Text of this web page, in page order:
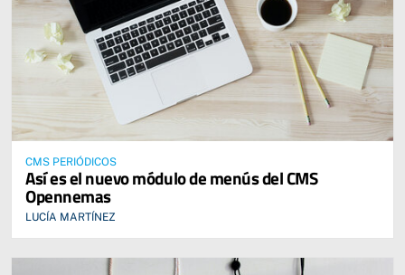
CMS PERIÓDICOS
Así es el nuevo módulo de menús del CMS
Opennemas
LUCÍA MARTÍNEZ